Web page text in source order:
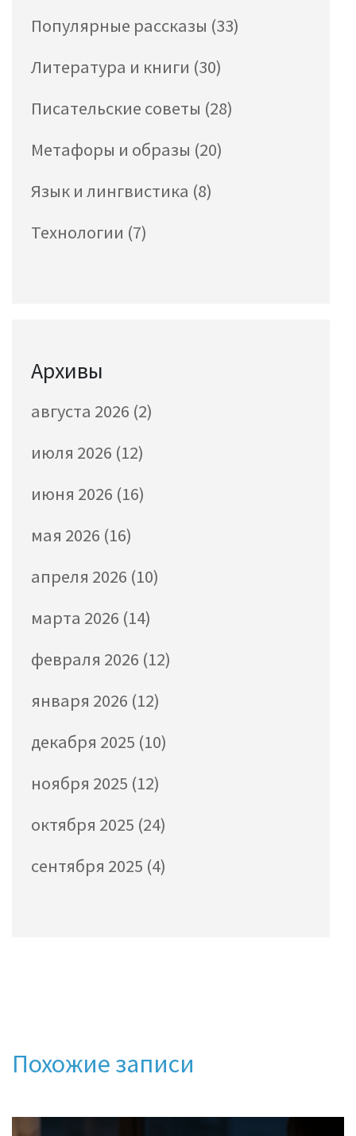
Популярные рассказы (33)
Литература и книги (30)
Писательские советы (28)
Метафоры и образы (20)
Язык и лингвистика (8)
Технологии (7)
Архивы
августа 2026 (2)
июля 2026 (12)
июня 2026 (16)
мая 2026 (16)
апреля 2026 (10)
марта 2026 (14)
февраля 2026 (12)
января 2026 (12)
декабря 2025 (10)
ноября 2025 (12)
октября 2025 (24)
сентября 2025 (4)
Похожие записи